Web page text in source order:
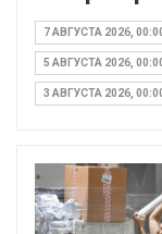
7 АВГУСТА 2026,
5 АВГУСТА 2026,
3 АВГУСТА 2026,